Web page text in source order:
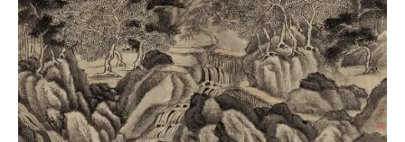
工
具
查
询
/
Tool
Query